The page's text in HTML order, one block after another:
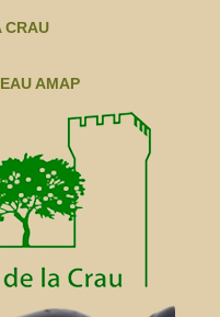
CRAU
AMAP